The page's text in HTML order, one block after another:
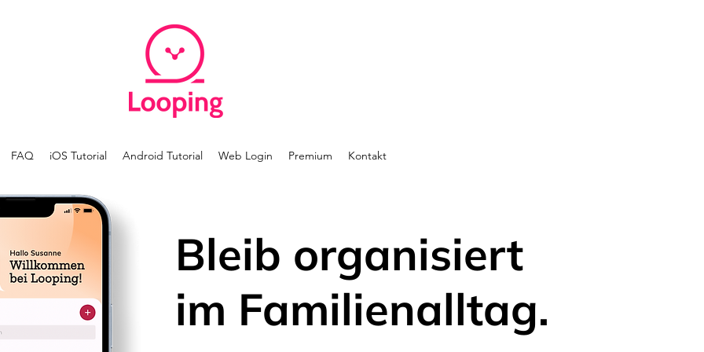
FAQ iOS Tutorial Android Tutorial Web Login Premium Kontakt
Bleib organisiert
im Familienalltag.